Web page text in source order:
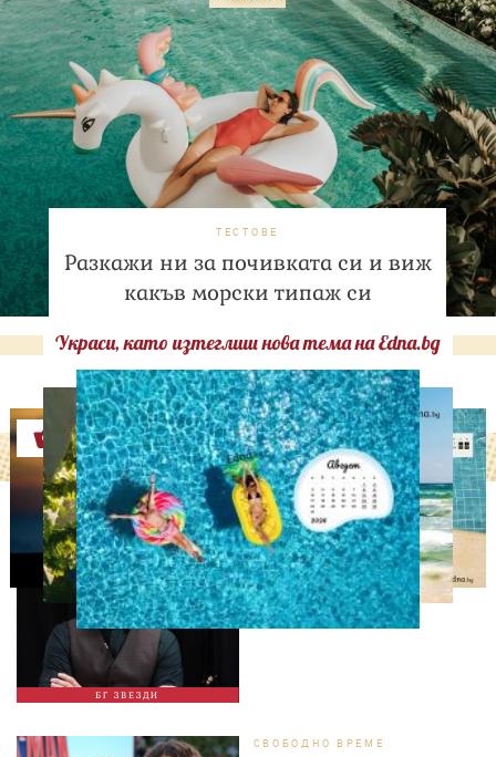
ТЕСТОВЕ
Разкажи ни за почивката си и виж
какъв морски типаж си
Украси, като изтеглиш нова тема на Edna.bg
Оферти
БГ ЗВЕЗДИ
ИЗВЕСТНИ
Така ли го правиш, тате?“
Дъщерята на Орлин
Павлов го имитира
СВОБОДНО ВРЕМЕ